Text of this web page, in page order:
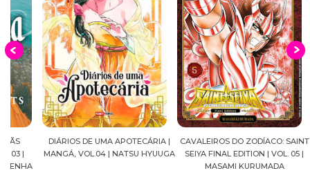
DIÁRIOS DE UMA APOTECÁRIA |
MANGÁ, VOL.04 | NATSU HYUUGA
CAVALEIROS DO ZODÍACO: SAINT
SEIYA FINAL EDITION | VOL. 05 |
MASAMI KURUMADA